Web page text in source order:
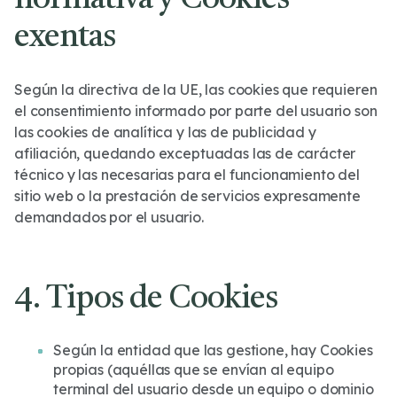
exentas
Según la directiva de la UE, las cookies que requieren
el consentimiento informado por parte del usuario son
las cookies de analítica y las de publicidad y
afiliación, quedando exceptuadas las de carácter
técnico y las necesarias para el funcionamiento del
sitio web o la prestación de servicios expresamente
demandados por el usuario.
4. Tipos de Cookies
Según la entidad que las gestione, hay Cookies
propias (aquéllas que se envían al equipo
terminal del usuario desde un equipo o dominio